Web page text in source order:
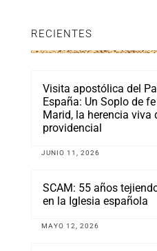
RECIENTES
Visita apostólica del
España: Un Soplo de
Marid, la herencia viva
providencial
JUNIO 11, 2026
SCAM: 55 años
en la Iglesia española
MAYO 12, 2026